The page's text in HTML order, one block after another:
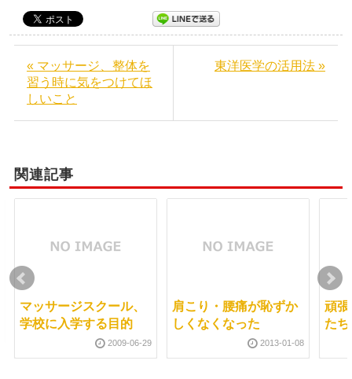
« マッサージ、整体を
習う時に気をつけてほ
しいこと
東洋医学の活用法 »
関連記事
マッサージスクール、
学校に入学する目的
2009-06-29
肩こり・腰痛が恥ずか
しくなくなった
2013-01-08
頑
たち